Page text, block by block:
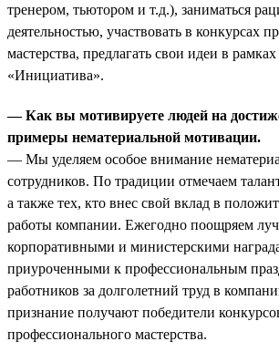
тренером, тьютором и т.д.), заниматься
деятельностью, участвовать в конкурсах
мастерства, предлагать свои идеи в рамках
«Инициатива».
— Как вы мотивируете людей на
примеры нематериальной мотивации.
— Мы уделяем особое внимание
сотрудников. По традиции отмечаем
а также тех, кто внес свой вклад в
работы компании. Ежегодно поощряем
корпоративными и министерскими
приуроченными к профессиональным
работников за долголетний труд в
признание получают победители
профессионального мастерства.